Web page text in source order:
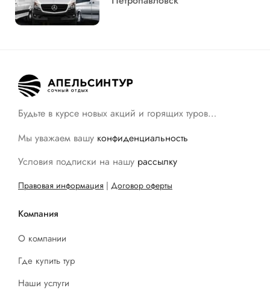
Будьте в курсе новых акций и горящих туров…
Мы уважаем вашу конфиденциальность
Условия подписки на нашу рассылку
Правовая информация | Договор оферты
Компания
О компании
Где купить тур
Наши услуги